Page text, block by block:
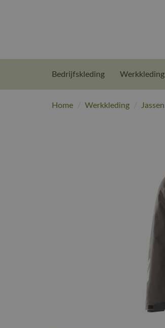
Bedrijfskleding Werkkleding
Home / Werkkleding / Jassen